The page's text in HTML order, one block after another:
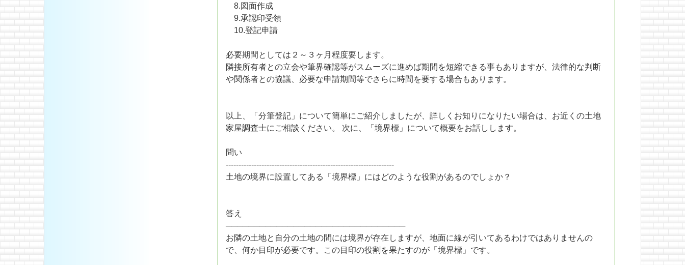
8.図面作成
9.承認印受領
10.登記申請
必要期間としては２～３ヶ月程度要します。
隣接所有者との立会や筆界確認等がスムーズに進めば期間を短縮できる事もありますが、法律的な判断
や関係者との協議、必要な申請期間等でさらに時間を要する場合もあります。
以上、「分筆登記」について簡単にご紹介しましたが、詳しくお知りになりたい場合は、お近くの土地
家屋調査士にご相談ください。 次に、「境界標」について概要をお話しします。
問い
------------------------------------------------------------------
土地の境界に設置してある「境界標」にはどのような役割があるのでしょか？
答え
────────────────────────────────
お隣の土地と自分の土地の間には境界が存在しますが、地面に線が引いてあるわけではありませんの
で、何か目印が必要です。この目印の役割を果たすのが「境界標」です。